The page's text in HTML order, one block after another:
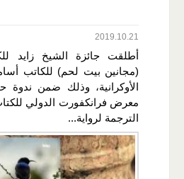
2019.10.21
أطلقت جائزة الشيخ زايد
(مجانين بيت لحم) للكاتب
الأوكرانية، وذلك ضمن ندوة
الترجمة لرواية...